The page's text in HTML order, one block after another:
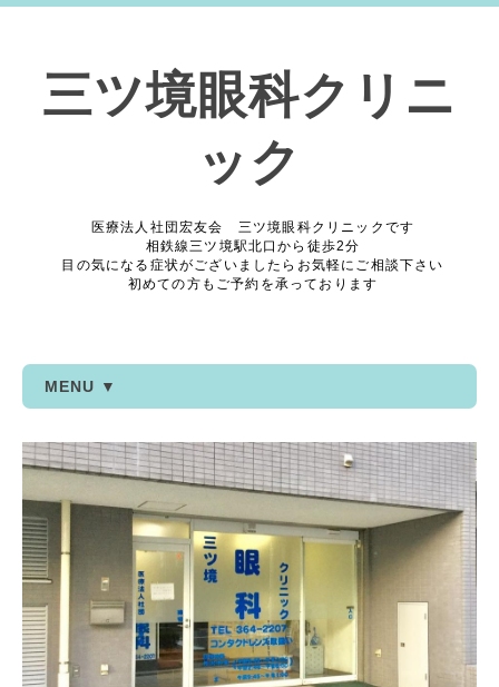
三ツ境眼科クリニ
ック
医療法人社団宏友会 三ツ境眼科クリニックです
相鉄線三ツ境駅北口から徒歩2分
目の気になる症状がございましたらお気軽にご相談下さい
初めての方もご予約を承っております
MENU ▼